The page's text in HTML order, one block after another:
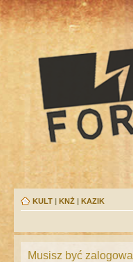
KULT | KNŻ | KAZIK
Musisz być